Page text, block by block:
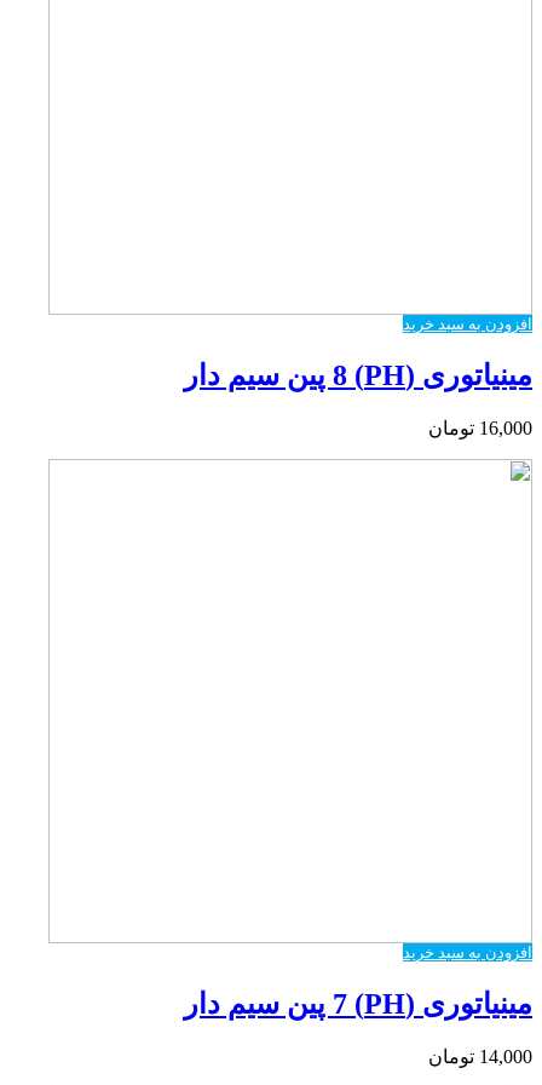
افزودن به سبد خرید
مینیاتوری (PH) 8 پین سیم دار
16,000 تومان
افزودن به سبد خرید
مینیاتوری (PH) 7 پین سیم دار
14,000 تومان